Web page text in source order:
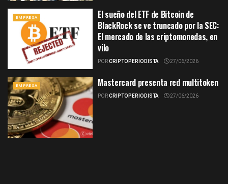
EMPRESA
El sueño del ETF de Bitcoin de
BlackRock se ve truncado por la SEC:
El mercado de las criptomonedas, en
vilo
PORCRIPTOPERIODISTA 27/06/2026
EMPRESA Mastercard presenta red multitoken
PORCRIPTOPERIODISTA 27/06/2026